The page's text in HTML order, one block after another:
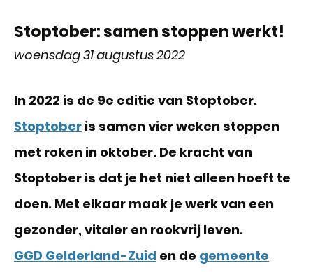
Stoptober: samen stoppen werkt!
woensdag 31 augustus 2022
In 2022 is de 9e editie van Stoptober.
Stoptober is samen vier weken stoppen
met roken in oktober. De kracht van
Stoptober is dat je het niet alleen hoeft te
doen. Met elkaar maak je werk van een
gezonder, vitaler en rookvrij leven.
GGD Gelderland-Zuid en de gemeente